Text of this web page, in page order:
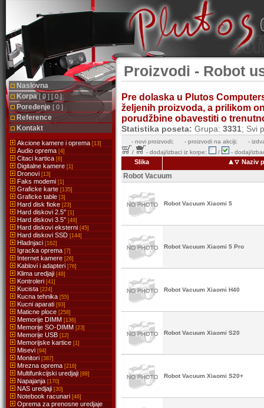
Naslovna
Korpa[ 0 ] [ 0 ]
Poređenje [ 0 ]
Reference
Kontakt
Akcione kamere i oprema [13]
Audio oprema [4]
Citaci kartica [8]
Digitalne kamere [1]
Dronovi [13]
Faks modemi [1]
Graficke karte [135]
Graficke table [3]
Hard disk fioke [23]
Hard diskovi 2.5'' [1]
Hard diskovi 3.5'' [49]
Hard diskovi eksterni [45]
Hard diskovi SSD [144]
Hladnjaci [162]
Igracka oprema [7]
Internet kamere [26]
Kablovi i adapteri [76]
Klima uredjaji [48]
Kontroleri [41]
Kucista [224]
Kucna tehnika [55]
Kucni aparati [93]
Maticne ploce [258]
Memorije DIMM [136]
Memorije SO-DIMM [23]
Memorije USB [12]
Memorijske kartice [1]
Misevi [94]
Monitori [387]
Mrezna oprema [216]
Multifunkcijski uredjaji [88]
Napajanja [170]
NAS uredjaji [30]
Notebook racunari [46]
Oprema za prenosne uredjaje
Proizvodi - Robot
Pre dolaska u Plutos
željenih proizvoda, a prilikom
porudžbine obavestiti o
Statistika poseta: Grupa: 3331; Svi
- novi proizvodi; - proizvodi na akciji;
-
/
- dodaj/izbaci iz korpe; / - dodaj/
Slika Naziv
Robot Vacuum
Robot Vacuum Xiaomi 5
Robot Vacuum Xiaomi 5 Pro
Robot Vacuum Xiaomi H40
Robot Vacuum Xiaomi S20
Robot Vacuum Xiaomi S20+